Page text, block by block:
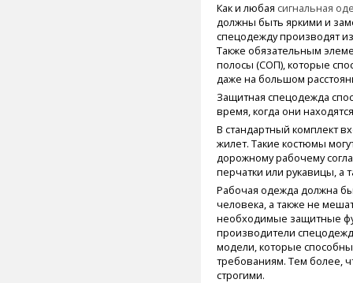
Как и любая сигнальная
должны быть яркими и
спецодежду производят
Также обязательным
полосы (СОП), которые
даже на большом
Защитная спецодежда
время, когда они
В стандартный комплект
жилет. Такие костюмы
дорожному рабочему
перчатки или рукавицы, а
Рабочая одежда должна
человека, а также не
необходимые защитные
производители
модели, которые
требованиям. Тем более,
строгими.